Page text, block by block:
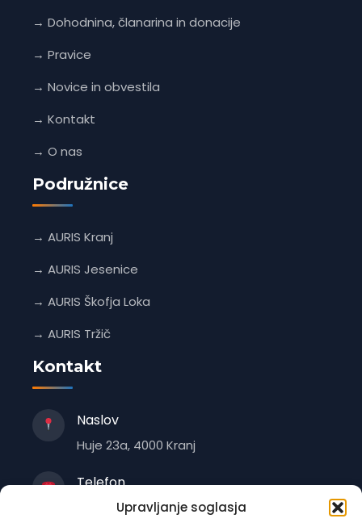
Upravljanje soglasja
→ Dohodnina, članarina in donacije
→ Pravice
→ Novice in obvestila
→ Kontakt
→ O nas
Podružnice
→ AURIS Kranj
→ AURIS Jesenice
→ AURIS Škofja Loka
→ AURIS Tržič
Kontakt
Naslov
Huje 23a, 4000 Kranj
Telefon
+386 4 235 1470